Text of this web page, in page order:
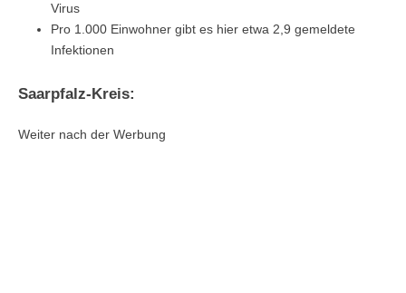
Virus
Pro 1.000 Einwohner gibt es hier etwa 2,9 gemeldete
Infektionen
Saarpfalz-Kreis:
Weiter nach der Werbung